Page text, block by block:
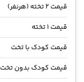
قیمت 2 تخته (هرنفر)
قیمت 1 تخته
قیمت کودک با تخت
قیمت کودک بدون تخت